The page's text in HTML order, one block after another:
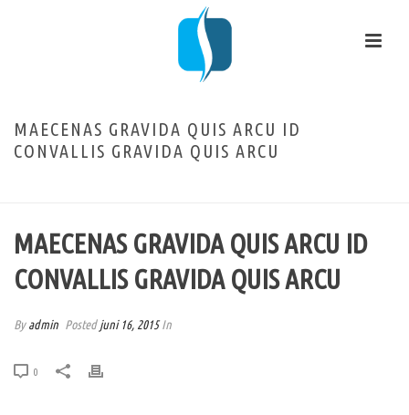
MAECENAS GRAVIDA QUIS ARCU ID
CONVALLIS GRAVIDA QUIS ARCU
MAECENAS GRAVIDA QUIS ARCU ID
CONVALLIS GRAVIDA QUIS ARCU
Byadmin Postedjuni 16, 2015In
0